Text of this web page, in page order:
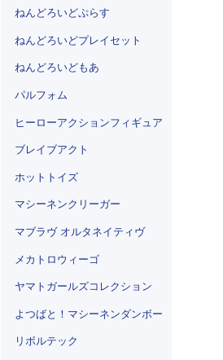
ねんどろいどぷらす
ねんどろいどプレイセット
ねんどろいどもあ
パルフォム
ヒーローアクションフィギュア
ブレイブアクト
ホットトイズ
マシーネンクリーガー
マブラヴ オルタネイティヴ
メカトロウィーゴ
ヤマトガールズコレクション
よつばと！マシーネンダンボー
リボルテック